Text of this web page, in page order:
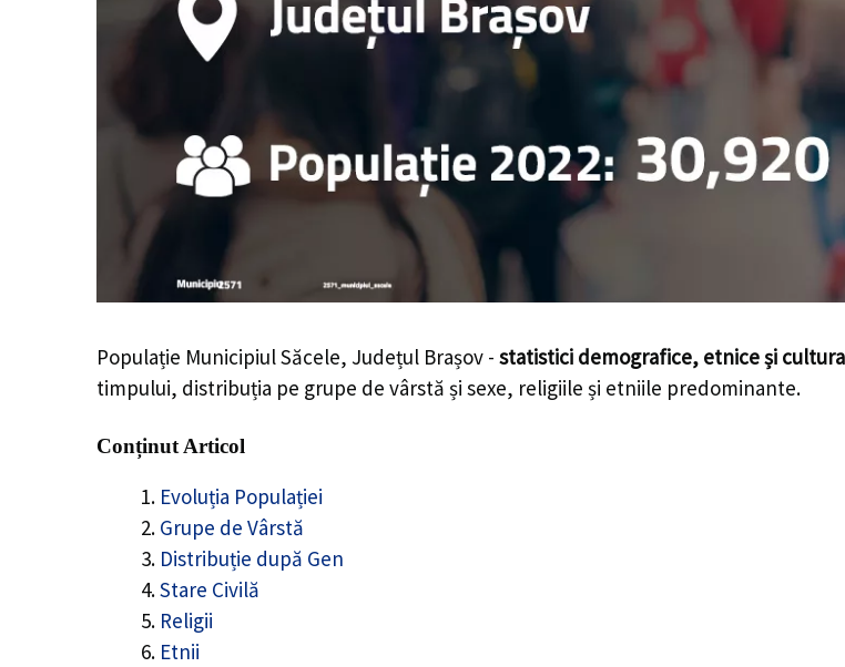
Populație Municipiul Săcele, Județul Brașov - statistici demografice, etnice și
timpului, distribuția pe grupe de vârstă și sexe, religiile și etniile predominante.
Conținut Articol
Evoluția Populației
Grupe de Vârstă
Distribuție după Gen
Stare Civilă
Religii
Etnii